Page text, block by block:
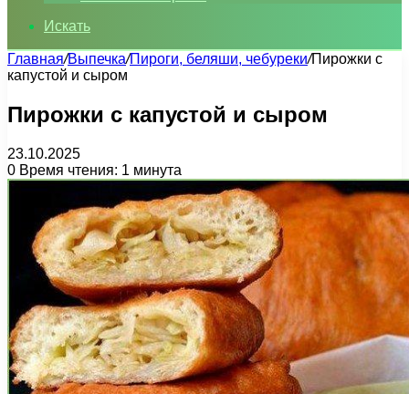
Искать
Главная/Выпечка/Пироги, беляши, чебуреки/Пирожки с
капустой и сыром
Пирожки с капустой и сыром
23.10.2025
0 Время чтения: 1 минута